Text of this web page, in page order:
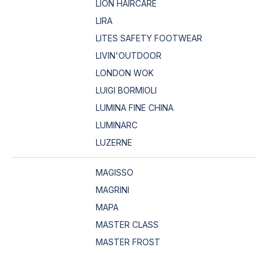
LION HAIRCARE
LIRA
LITES SAFETY FOOTWEAR
LIVIN'OUTDOOR
LONDON WOK
LUIGI BORMIOLI
LUMINA FINE CHINA
LUMINARC
LUZERNE
MAGISSO
MAGRINI
MAPA
MASTER CLASS
MASTER FROST